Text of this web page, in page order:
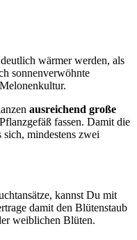
wärmer werden, als
sonnenverwöhnte
ausreichend große
fassen. Damit die
sich, mindestens zwei
kannst Du mit
damit den Blütenstaub
weiblichen Blüten.